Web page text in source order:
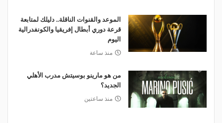
الموعد والقنوات الناقلة.. دليلك لمتابعة
قرعة دوري أبطال إفريقيا والكونفدرالية
اليوم
منذ ساعة
من هو مارينو بوسيتش مدرب الأهلي
الجديد؟
منذ ساعتين